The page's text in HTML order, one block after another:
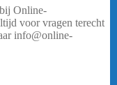
Online-
voor vragen terecht
info@online-